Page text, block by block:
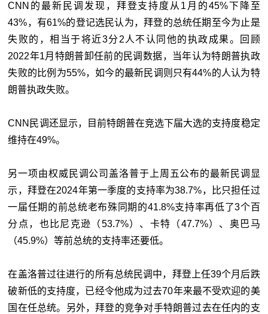
CNN的最新民调发现，拜登支持度从1月的45%下降至
43%，有61%的登记选民认为，拜登的总统任期至今为止是
失败的，相当于将近3分2人不认同他的执政成果。回顾
2022年1月特朗普卸任前的民调数据，当年认为特朗普执政
失败的比例为55%，如今的最新民调则只有44%的人认为特
朗普执政失败。
CNN民调还显示，目前特朗普在竞选下届大选的支持度稳定
维持在49%。
另一项由权威民调公司盖洛普于上周五公布的最新民调显
示，拜登在2024年第一季度的支持率为38.7%，比只担任过
一届任期的前总统老布殊同期的41.8%支持率再低了3个百
分点，也比尼克逊（53.7%）、卡特（47.7%）、奥巴马
（45.9%）等前总统的支持率还要低。
在盖洛普过往进行的所有总统民调中，拜登上任39个月后跌
破新低的支持度，已经令他成为过去70年来最不受欢迎的美
国在任总统。另外，拜登的竞争对手特朗普过去在任内的支